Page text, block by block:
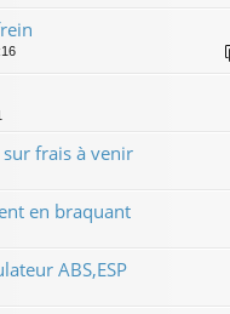
frais à venir
en braquant
ABS,ESP